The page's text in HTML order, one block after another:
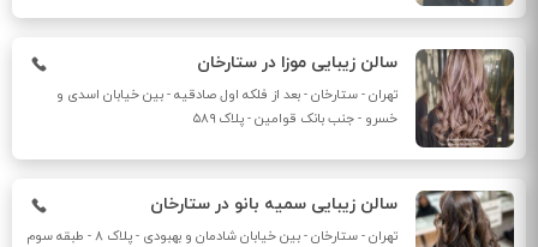
سالن زیبایی موزا در ستارخان
تهران - ستارخان - بعد از فلکه اول صادقیه - بین خیابان اسدی و
خسرو - جنب بانک قوامین - پلاک ۵۸۹
سالن زیبایی سمیه بانو در ستارخان
تهران - ستارخان - بین خیابان شادمان و بهبودی - پلاک 8 - طبقه سوم